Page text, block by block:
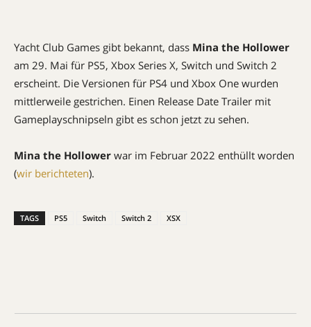
Yacht Club Games gibt bekannt, dass Mina the Hollower
am 29. Mai für PS5, Xbox Series X, Switch und Switch 2
erscheint. Die Versionen für PS4 und Xbox One wurden
mittlerweile gestrichen. Einen Release Date Trailer mit
Gameplayschnipseln gibt es schon jetzt zu sehen.
Mina the Hollower war im Februar 2022 enthüllt worden
(wir berichteten).
TAGS PS5 Switch Switch 2 XSX